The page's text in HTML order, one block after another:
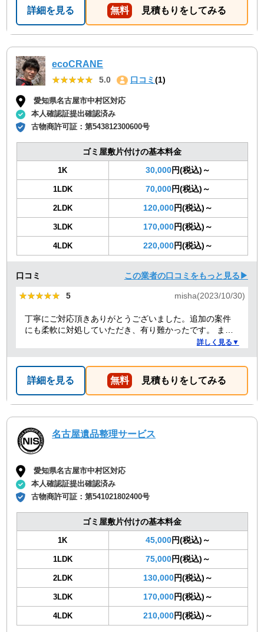
詳細を見る 無料 見積もりをしてみる
ecoCRANE
★★★★★
★★★★★ 5.0 口コミ (1)
愛知県名古屋市中村区対応
本人確認証提出確認済み
古物商許可証：第543812300600号
ゴミ屋敷片付けの基本料金
1K 30,000円(税込)～
1LDK 70,000円(税込)～
2LDK 120,000円(税込)～
3LDK 170,000円(税込)～
4LDK 220,000円(税込)～
口コミ この業者の口コミをもっと見る▶
★★★★★
★★★★★ 5 misha(2023/10/30)
丁寧にご対応頂きありがとうございました。追加の案件
にも柔軟に対処していただき、有り難かったです。 また
何かありましたらぜひよろしくお願いします。詳しく見る▼
詳細を見る 無料 見積もりをしてみる
名古屋遺品整理サービス
愛知県名古屋市中村区対応
本人確認証提出確認済み
古物商許可証：第541021802400号
ゴミ屋敷片付けの基本料金
1K 45,000円(税込)～
1LDK 75,000円(税込)～
2LDK 130,000円(税込)～
3LDK 170,000円(税込)～
4LDK 210,000円(税込)～